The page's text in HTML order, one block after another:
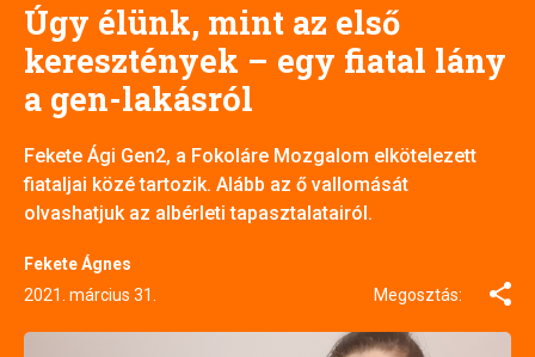
Úgy élünk, mint az első
keresztények – egy fiatal lány
a gen-lakásról
Fekete Ági Gen2, a Fokoláre Mozgalom elkötelezett
fiataljai közé tartozik. Alább az ő vallomását
olvashatjuk az albérleti tapasztalatairól.
Fekete Ágnes
2021. március 31.
Megosztás: